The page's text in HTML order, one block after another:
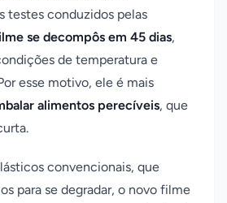
testes conduzidos pelas
se decompôs em 45 dias,
de temperatura e
esse motivo, ele é mais
alimentos perecíveis, que
convencionais, que
para se degradar, o novo filme